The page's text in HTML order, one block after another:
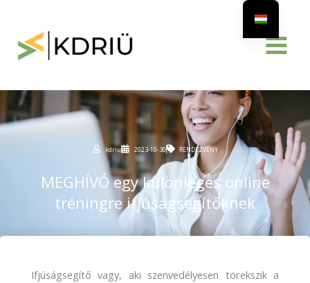
content
kdriu 2023-10-30 RENDEZVÉNY
MEGHÍVÓ egy különleges online
tréningre ifjúságsegítőknek
Ifjúságsegítő vagy, aki szenvedélyesen törekszik a